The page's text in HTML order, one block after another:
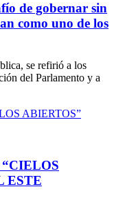
de gobernar sin
como uno de los
se refirió a los
del Parlamento y a
ESTE